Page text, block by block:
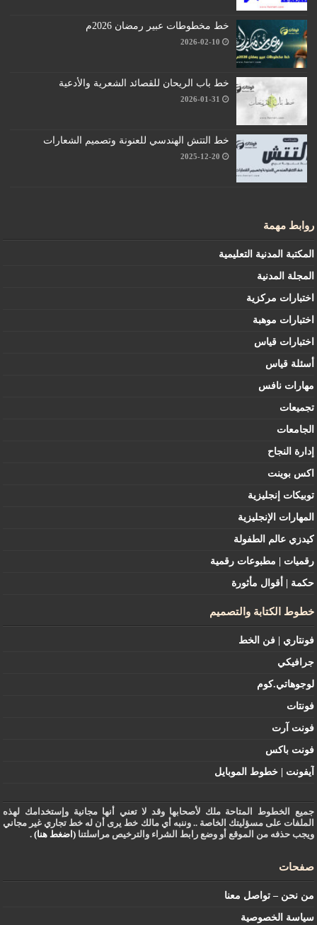
خط مخطوطات عبير رمضان 2026م
2026-02-10
خط باب الريحان للقصائد الشعرية والأدعية
2026-01-31
خط التتش الهندسي للعنونة وتصميم الشعارات
2025-12-20
روابط مهمة
المكتبة المدنية التعليمية
المجلة المدنية
اختبارات مركزية
اختبارات موهبة
اختبارات قياس
أسئلة قياس
مهارات نافس
تجميعات
الجامعات
إدارة النجاح
اكس بوينت
توبيكات إنجليزية
المهارات الإنجليزية
كيدزي عالم الطفولة
رقميات | مطبوعات رقمية
حكمة | أقوال مأثورة
خطوط الكتابة والتصميم
فونتاري | فن الخط
جرافيكي
لوجوهاتي.كوم
فونتات
فونت آرت
فونت باكس
آيفونت | خطوط الموبايل
جميع الخطوط المتاحة ملك لأصحابها وقد لا تعني أنها مجانية وإستخدامك لهذه
الملفات على مسؤليتك الخاصة .. وننبه أي مالك خط يرى أن له خط تجاري غير مجاني
ويجب حذفه من الموقع أو وضع رابط الشراء والترخيص مراسلتنا(اضغط هنا) .
صفحات
من نحن – تواصل معنا
سياسة الخصوصية